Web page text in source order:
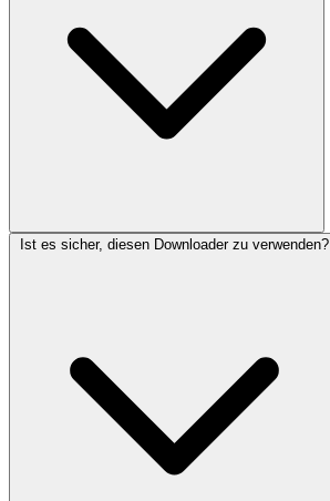
Ist es sicher, diesen Downloader zu verwenden?